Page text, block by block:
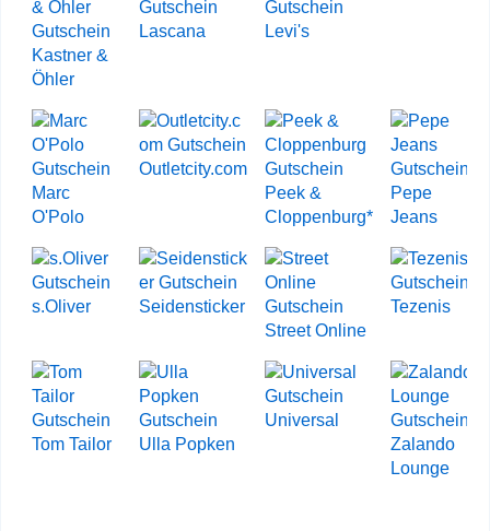
Kastner &
Öhler
Lascana Levi's
Marc
O'Polo
Outletcity.com
Peek &
Cloppenburg*
Pepe
Jeans
s.Oliver
Seidensticker
Street Online
Tezenis
Tom Tailor Ulla Popken
Universal
Zalando
Lounge